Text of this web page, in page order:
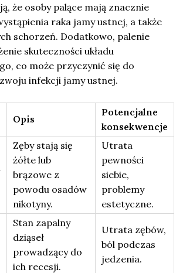
że osoby palące mają znacznie
raka jamy ustnej, a także
schorzeń. Dodatkowo, palenie
skuteczności układu
co może przyczynić się do
infekcji jamy ustnej.
Opis
Potencjalne
konsekwencje
Zęby stają się
żółte lub
brązowe z
powodu osadów
nikotyny.
Utrata
pewności
siebie,
problemy
estetyczne.
Stan zapalny
dziąseł
prowadzący do
ich recesji.
Utrata zębów,
ból podczas
jedzenia.